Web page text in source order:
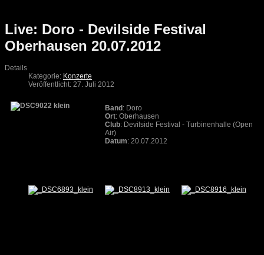
Live: Doro - Devilside Festival
Oberhausen 20.07.2012
Details
Kategorie: Konzerte
Veröffentlicht: 27. Juli 2012
Band : Doro
Ort: Oberhausen
Club: Devilside Festival - Turbinenhalle (Open
Air)
Datum: 20.07.2012